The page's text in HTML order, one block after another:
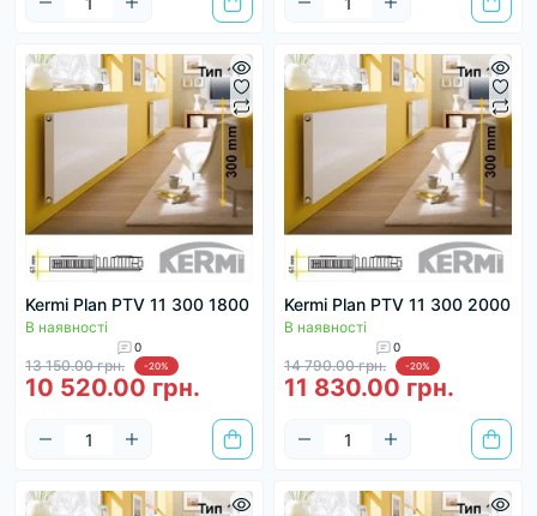
Kermi Plan PTV 11 300 1800
В наявності
0
13 150.00 грн. -20%
10 520.00 грн.
Kermi Plan PTV 11 300 2000
В наявності
0
14 790.00 грн. -20%
11 830.00 грн.